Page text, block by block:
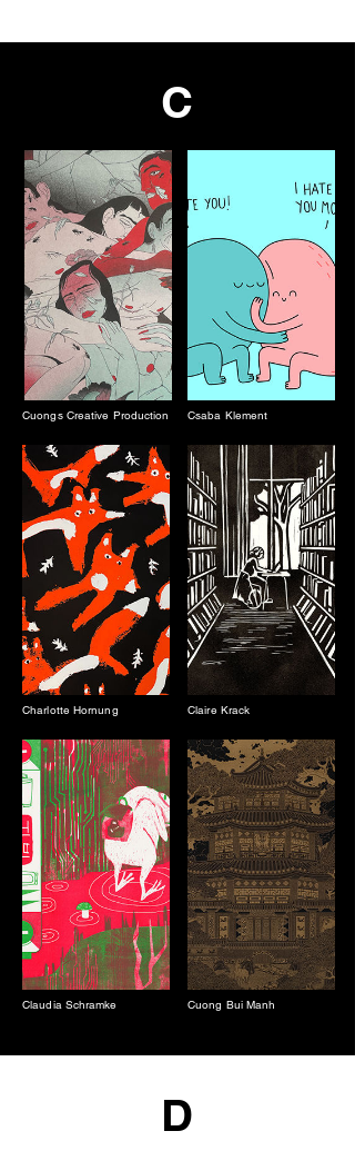
C
Cuongs Creative Production
Charlotte Hornung
Claudia Schramke
Csaba Klement
Claire Krack
Cuong Bui Manh
D